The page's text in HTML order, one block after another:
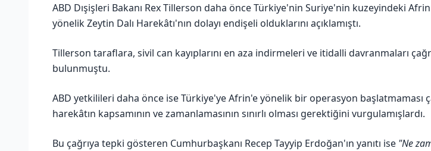
ABD Dışişleri Bakanı Rex Tillerson daha önce Türkiye'nin Suriye'nin kuzeyindeki
yönelik Zeytin Dalı Harekâtı'nın dolayı endişeli olduklarını açıklamıştı.
Tillerson taraflara, sivil can kayıplarını en aza indirmeleri ve itidalli davranmaları
bulunmuştu.
ABD yetkilileri daha önce ise Türkiye'ye Afrin'e yönelik bir operasyon başlatmaması
harekâtın kapsamının ve zamanlamasının sınırlı olması gerektiğini vurgulamışlardı.
Bu çağrıya tepki gösteren Cumhurbaşkanı Recep Tayyip Erdoğan'ın yanıtı ise "Ne